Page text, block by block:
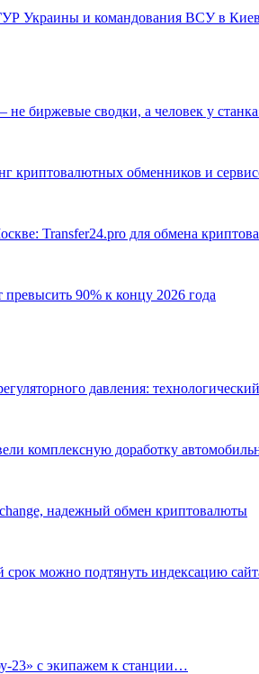
Украины и командования ВСУ в
биржевые сводки, а человек у
криптовалютных обменников и
Transfer24.pro для обмена
90% к концу 2026 года
давления:
комплексную доработку
надежный обмен криптовалюты
срок можно подтянуть индексацию
23» с экипажем к станции…